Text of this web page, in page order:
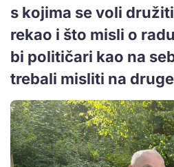
s kojima se voli
rekao i što misli o
bi političari kao na
trebali misliti na